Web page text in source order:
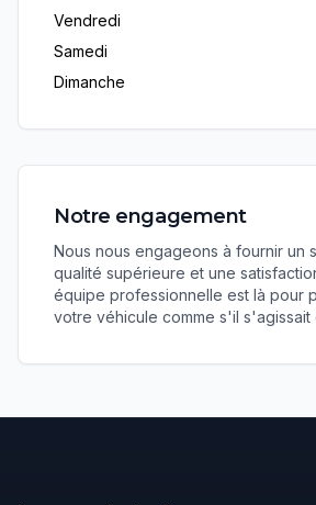
Vendredi
Samedi
Dimanche
Notre engagement
Nous nous engageons à fournir un
qualité supérieure et une
équipe professionnelle est là pour
votre véhicule comme s'il s'agissait